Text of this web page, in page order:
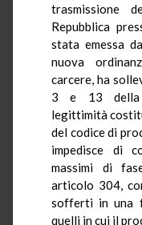
trasmissione
Repubblica
stata emessa
nuova
carcere, ha
3 e 13 della
legittimità
del codice di
impedisce di
massimi di
articolo 304,
sofferti in una
quelli in cui il